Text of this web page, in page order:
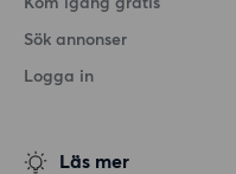
Sök annonser
Logga in
Läs mer